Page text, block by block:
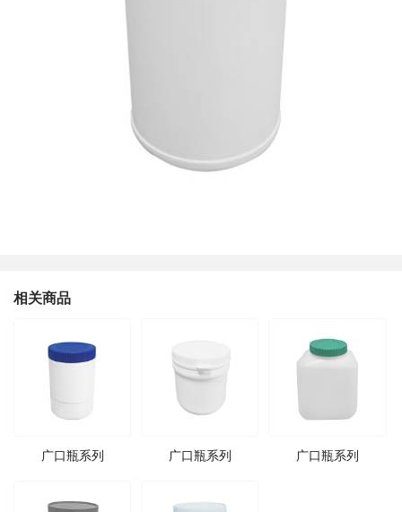
相关商品
广口瓶系列 广口瓶系列 广口瓶系列